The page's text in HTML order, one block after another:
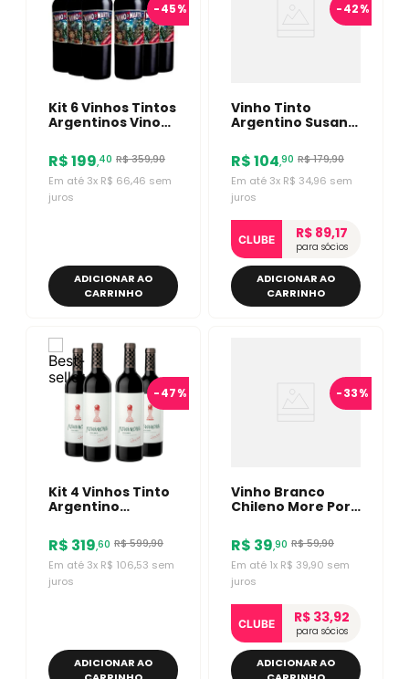
-45%
Kit 6 Vinhos Tintos
Argentinos Vino
R$199,40 R$359,90
Em até 3x R$ 66,46 sem
juros
ADICIONAR AO
CARRINHO
-42%
Vinho Tinto
Argentino Susana
Malbec 750ml
R$104,90 R$179,90
Em até 3x R$ 34,96 sem
juros
CLUBE R$ 89,17
para sócios
ADICIONAR AO
CARRINHO
-47%
Kit 4 Vinhos Tinto
Argentino
750ml
R$ 319,60 R$599,90
Em até 3x R$ 106,53 sem
juros
ADICIONAR AO
-33%
Vinho Branco
Chileno More Por
Blanc 750ml
R$ 39,90 R$59,90
Em até 1x R$ 39,90 sem
juros
CLUBE R$ 33,92
para sócios
ADICIONAR AO